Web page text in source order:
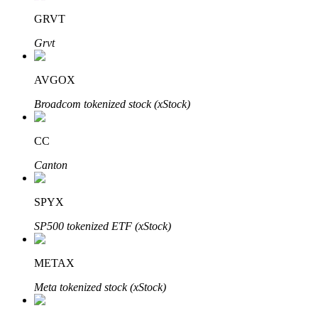
القروض
خدمة الاقتراض المدعومة بالعملات المشفرة
GRVT
Grvt
AVGOX
Broadcom tokenized stock (xStock)
CC
Canton
SPYX
SP500 tokenized ETF (xStock)
METAX
Meta tokenized stock (xStock)